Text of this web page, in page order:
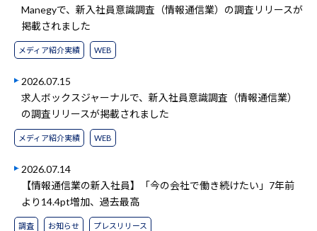
Manegyで、新入社員意識調査（情報通信業）の調査リリースが
掲載されました
メディア紹介実績 WEB
2026.07.15
求人ボックスジャーナルで、新入社員意識調査（情報通信業）
の調査リリースが掲載されました
メディア紹介実績 WEB
2026.07.14
【情報通信業の新入社員】「今の会社で働き続けたい」7年前
より14.4pt増加、過去最高
調査 お知らせ プレスリリース